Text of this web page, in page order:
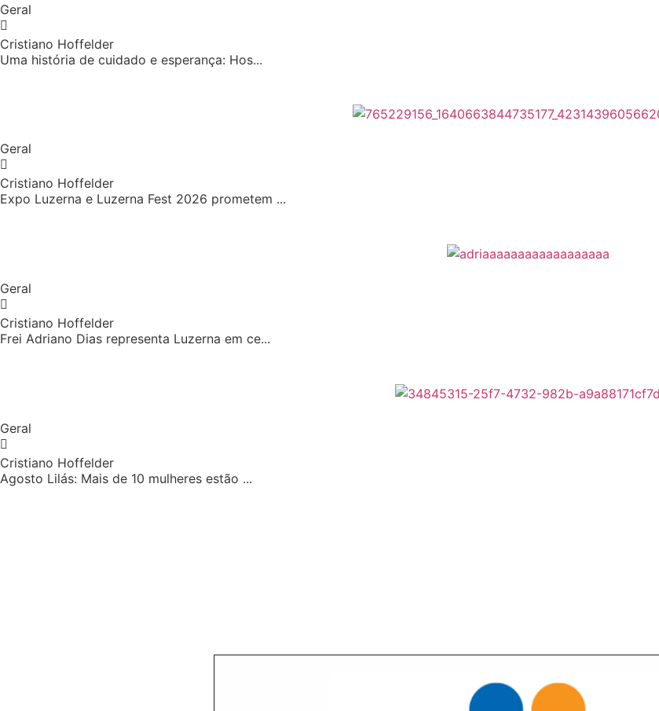
Geral
Cristiano Hoffelder
Uma história de cuidado e esperança: Hos...
Geral
Cristiano Hoffelder
Expo Luzerna e Luzerna Fest 2026 prometem ...
Geral
Cristiano Hoffelder
Frei Adriano Dias representa Luzerna em ce...
Geral
Cristiano Hoffelder
Agosto Lilás: Mais de 10 mulheres estão ...